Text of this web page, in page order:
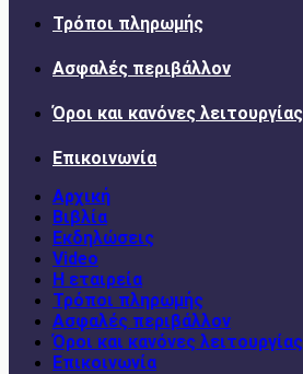
Τρόποι πληρωμής
Ασφαλές περιβάλλον
Όροι και κανόνες λειτουργίας
Επικοινωνία
Αρχική
Βιβλία
Εκδηλώσεις
Video
Η εταιρεία
Τρόποι πληρωμής
Ασφαλές περιβάλλον
Όροι και κανόνες λειτουργίας
Επικοινωνία